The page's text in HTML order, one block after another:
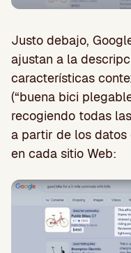
Justo debajo,
ajustan a la
características
(“buena bici
recogiendo todas
a partir de los
en cada sitio Web: